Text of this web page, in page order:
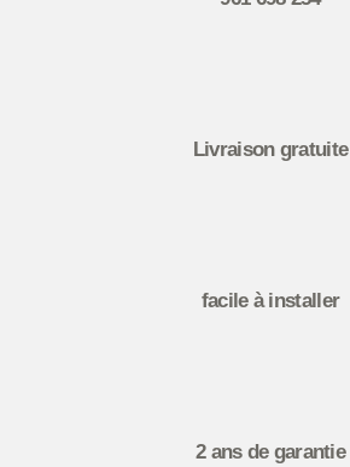
Livraison gratuite
facile à installer
2 ans de garantie